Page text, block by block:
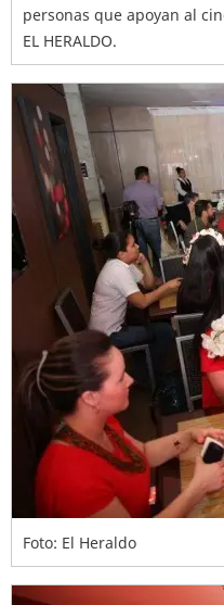
personas que apoyan al
EL HERALDO.
Foto: El Heraldo